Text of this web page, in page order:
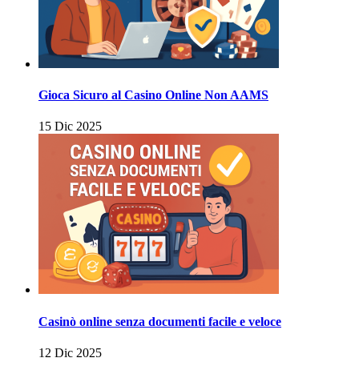
Gioca Sicuro al Casino Online Non AAMS
15 Dic 2025
Casinò online senza documenti facile e veloce
12 Dic 2025